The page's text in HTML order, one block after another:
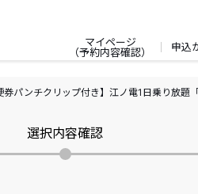
マイページ
（予約内容確認）
申込
券パンチクリップ付き】江ノ電1日乗り放題
選択内容確認